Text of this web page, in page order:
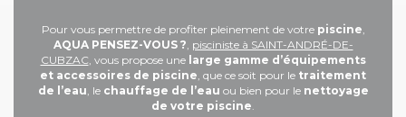
Pour vous permettre de profiter pleinement de votre piscine
AQUA PENSEZ-VOUS ? pisciniste à SAINT-ANDRÉ-DE-
CUBZAC , vous propose une large gamme d’équipements
et accessoires de piscine , que ce soit pour le traitement
de l’eau , le chauffage de l’eau ou bien pour le nettoyage
de votre piscine